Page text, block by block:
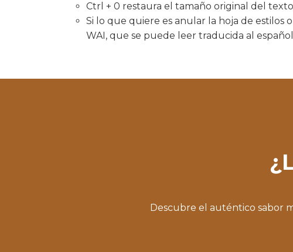
Ctrl + 0 restaura el tamaño original del texto
Si lo que quiere es anular la hoja de estilos
WAI, que se puede leer traducida al
Descubre el auténtico sabor